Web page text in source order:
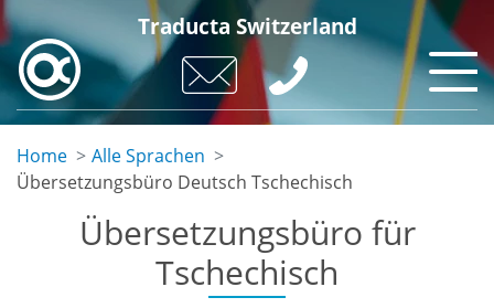
Skip
to
main
content
Traducta Switzerland
Home
Alle Sprachen
Übersetzungsbüro Deutsch Tschechisch
Übersetzungsbüro für
Tschechisch